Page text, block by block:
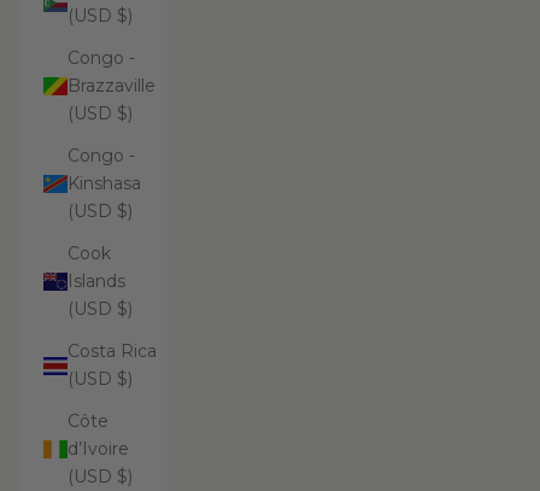
(USD $)
Congo -
Brazzaville
(USD $)
Congo -
Kinshasa
(USD $)
Cook
Islands
(USD $)
Costa Rica
(USD $)
Côte
d’Ivoire
(USD $)